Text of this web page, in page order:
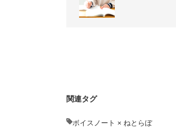
関連タグ
ボイスノート × ねとらぼ